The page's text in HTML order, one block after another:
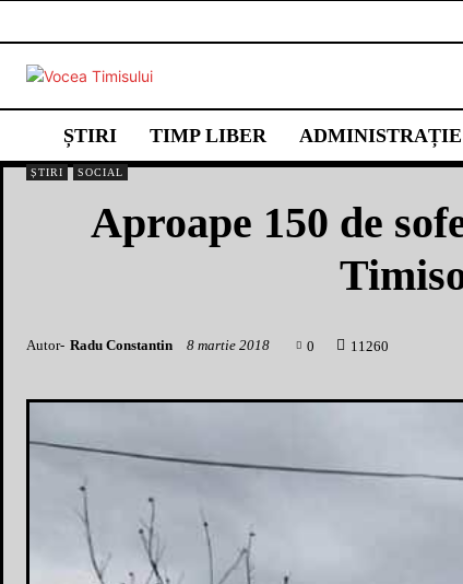
ȘTIRI TIMP LIBER ADMINISTRAȚIE
ȘTIRI SOCIAL
Aproape 150 de
Autor- Radu Constantin 8 martie 2018 0 1 1260